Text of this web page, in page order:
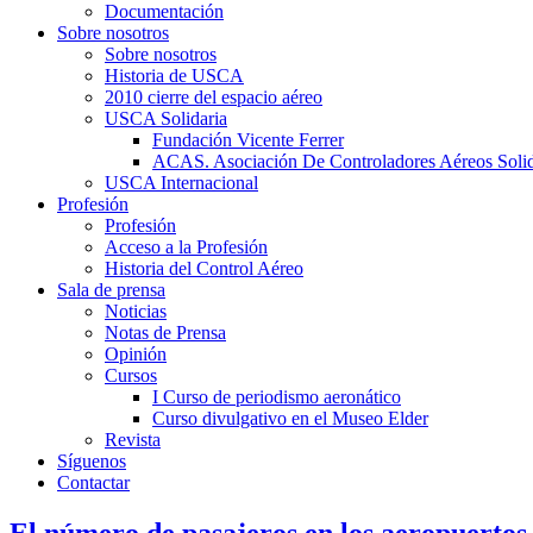
Documentación
Sobre nosotros
Sobre nosotros
Historia de USCA
2010 cierre del espacio aéreo
USCA Solidaria
Fundación Vicente Ferrer
ACAS. Asociación De Controladores Aéreos
USCA Internacional
Profesión
Profesión
Acceso a la Profesión
Historia del Control Aéreo
Sala de prensa
Noticias
Notas de Prensa
Opinión
Cursos
I Curso de periodismo aeronático
Curso divulgativo en el Museo Elder
Revista
Síguenos
Contactar